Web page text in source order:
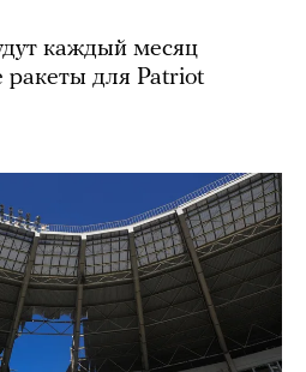
каждый месяц
ракеты для Patriot